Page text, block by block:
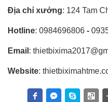
Địa chỉ xưởng: 124 Tam
Hotline: 0984696806 -
Email :
Website: